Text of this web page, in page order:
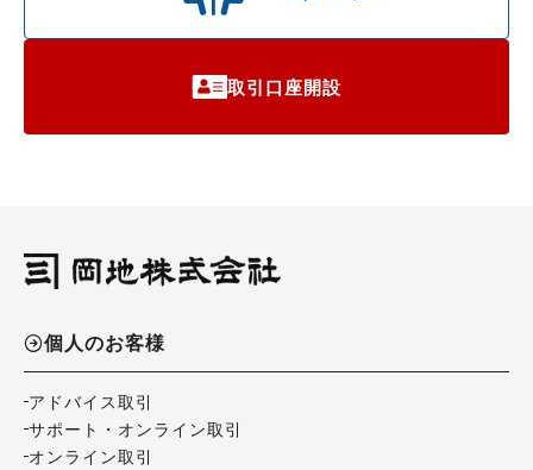
取引口座開設
個人のお客様
アドバイス取引
サポート・オンライン取引
オンライン取引